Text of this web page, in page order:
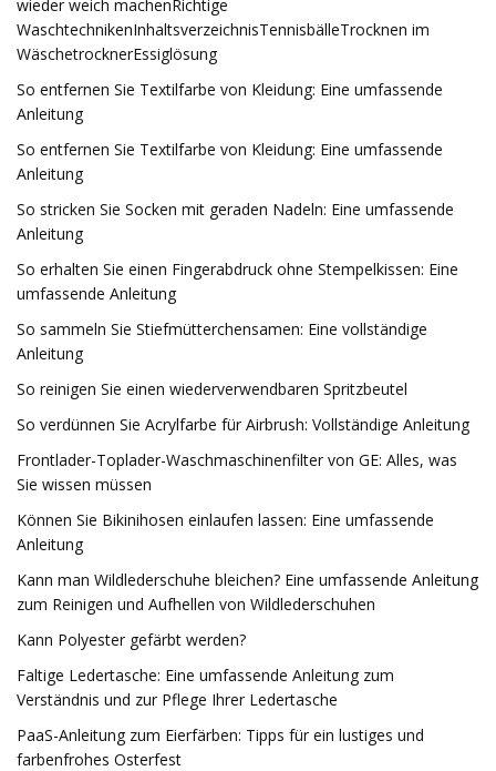
wieder weich machenRichtige
WaschtechnikenInhaltsverzeichnisTennisbälleTrocknen im
WäschetrocknerEssiglösung
So entfernen Sie Textilfarbe von Kleidung: Eine umfassende
Anleitung
So entfernen Sie Textilfarbe von Kleidung: Eine umfassende
Anleitung
So stricken Sie Socken mit geraden Nadeln: Eine umfassende
Anleitung
So erhalten Sie einen Fingerabdruck ohne Stempelkissen: Eine
umfassende Anleitung
So sammeln Sie Stiefmütterchensamen: Eine vollständige
Anleitung
So reinigen Sie einen wiederverwendbaren Spritzbeutel
So verdünnen Sie Acrylfarbe für Airbrush: Vollständige Anleitung
Frontlader-Toplader-Waschmaschinenfilter von GE: Alles, was
Sie wissen müssen
Können Sie Bikinihosen einlaufen lassen: Eine umfassende
Anleitung
Kann man Wildlederschuhe bleichen? Eine umfassende Anleitung
zum Reinigen und Aufhellen von Wildlederschuhen
Kann Polyester gefärbt werden?
Faltige Ledertasche: Eine umfassende Anleitung zum
Verständnis und zur Pflege Ihrer Ledertasche
PaaS-Anleitung zum Eierfärben: Tipps für ein lustiges und
farbenfrohes Osterfest